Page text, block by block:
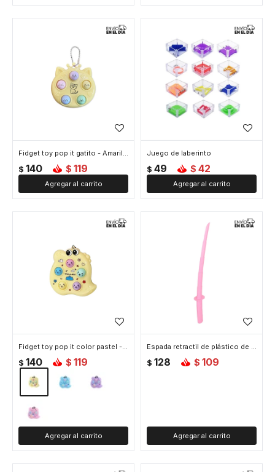
Fidget toy pop it gatito - Amarillo
$ 140 $ 119
Juego de laberinto
$ 49 $ 42
Fidget toy pop it color pastel - Amarillo
$ 140 $ 119
Espada retractil de plástico de 75 cm de largo - Rosada
$ 128 $ 109